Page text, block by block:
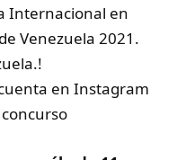
Internacional en
Venezuela 2021.
en Instagram